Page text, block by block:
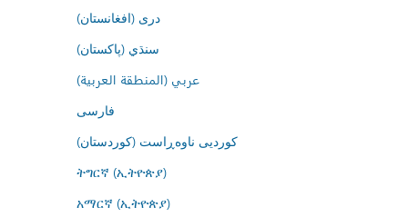
درى (افغانستان)
سنڌي (پاکستان)
عربي (المنطقة العربية)
فارسى
کوردیی ناوەڕاست (کوردستان)
ትግርኛ (ኢትዮጵያ)
አማርኛ (ኢትዮጵያ)